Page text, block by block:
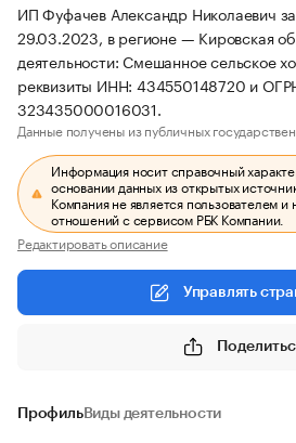
ИП Фуфачев Александр Николаевич
29.03.2023, в регионе — Кировская
деятельности: Смешанное сельское
реквизиты ИНН: 434550148720 и
323435000016031.
Данные получены из публичных
Информация носит справочный
основании данных из открытых
Компания не является пользователем
отношений с сервисом РБК Компании.
Редактировать описание
Управлять
ПрофильВиды деятельности